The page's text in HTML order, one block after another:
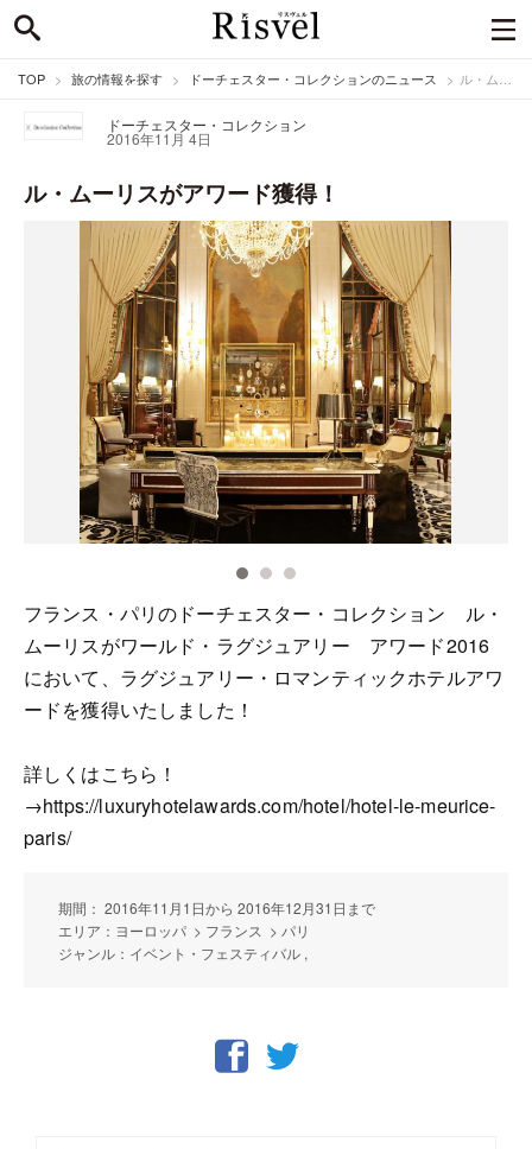
TOP 旅の情報を探す ドーチェスター・コレクションのニュース ル・ムーリスがアワード獲得！
ドーチェスター・コレクション
2016年11月 4日
ル・ムーリスがアワード獲得！
フランス・パリのドーチェスター・コレクション ル・
ムーリスがワールド・ラグジュアリー アワード2016
において、ラグジュアリー・ロマンティックホテルアワ
ードを獲得いたしました！
詳しくはこちら！
→https://luxuryhotelawards.com/hotel/hotel-le-meurice-
paris/
期間： 2016年11月1日から 2016年12月31日まで
エリア：ヨーロッパ > フランス > パリ
ジャンル：イベント・フェスティバル ,